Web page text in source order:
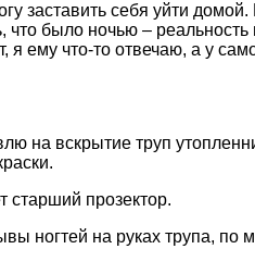
заставить себя уйти
было ночью –
ему что-то отвечаю, а у
на вскрытие труп
старший прозектор.
ногтей на руках трупа, по